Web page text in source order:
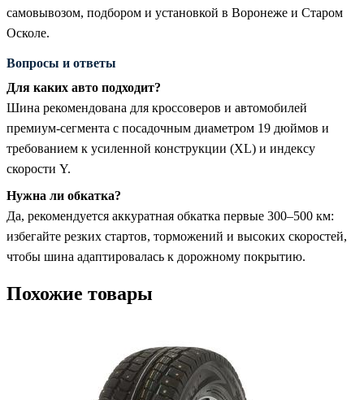
самовывозом, подбором и установкой в Воронеже и Старом
Осколе.
Вопросы и ответы
Для каких авто подходит?
Шина рекомендована для кроссоверов и автомобилей
премиум-сегмента с посадочным диаметром 19 дюймов и
требованием к усиленной конструкции (XL) и индексу
скорости Y.
Нужна ли обкатка?
Да, рекомендуется аккуратная обкатка первые 300–500 км:
избегайте резких стартов, торможений и высоких скоростей,
чтобы шина адаптировалась к дорожному покрытию.
Похожие товары